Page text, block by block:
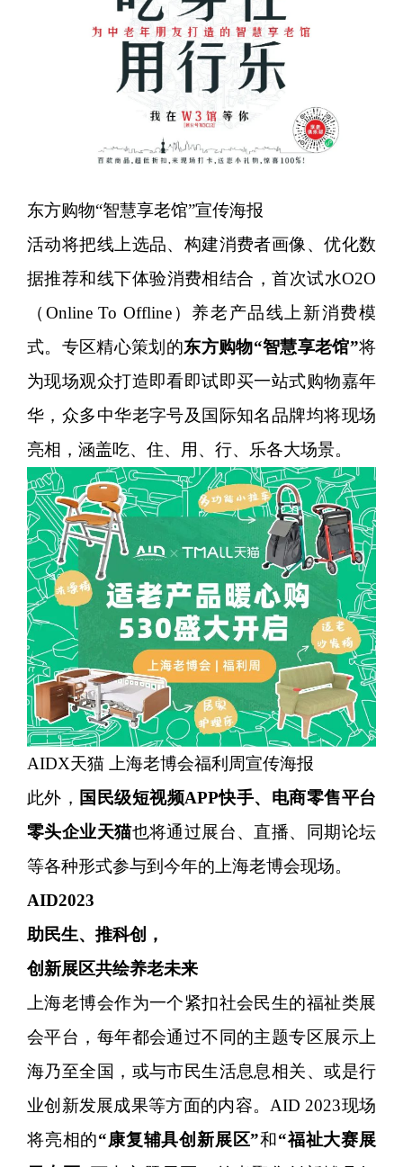
东方购物“智慧享老馆”宣传海报
活动将把线上选品、构建消费者画像、优化数
据推荐和线下体验消费相结合，首次试水O2O
（Online To Offline）养老产品线上新消费模
式。专区精心策划的东方购物“智慧享老馆”将
为现场观众打造即看即试即买一站式购物嘉年
华，众多中华老字号及国际知名品牌均将现场
亮相，涵盖吃、住、用、行、乐各大场景。
AIDX天猫 上海老博会福利周宣传海报
此外， 国民级短视频APP快手、电商零售平台
零头企业天猫也将通过展台、直播、同期论坛
等各种形式参与到今年的上海老博会现场。
AID2023
助民生、推科创，
创新展区共绘养老未来
上海老博会作为一个紧扣社会民生的福祉类展
会平台，每年都会通过不同的主题专区展示上
海乃至全国，或与市民生活息息相关、或是行
业创新发展成果等方面的内容。AID 2023现场
将亮相的“康复辅具创新展区”和“福祉大赛展